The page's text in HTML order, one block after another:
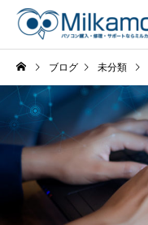
ブログ 未分類